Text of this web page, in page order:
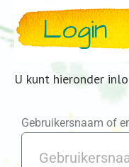
Login
U kunt hieronder
Gebruikersnaam of